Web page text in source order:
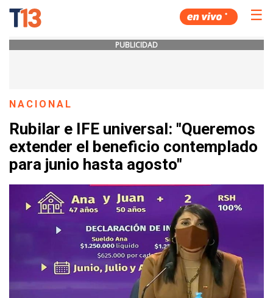
☰
PUBLICIDAD
NACIONAL
Rubilar e IFE universal: "Queremos
extender el beneficio contemplado
para junio hasta agosto"